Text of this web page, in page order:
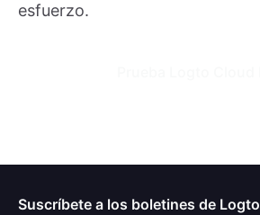
esfuerzo.
Suscríbete a los boletines de Logto